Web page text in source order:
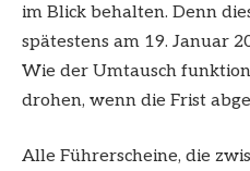
im Blick behalten. Denn
spätestens am 19. Januar
Wie der Umtausch
drohen, wenn die Frist
Alle Führerscheine, die